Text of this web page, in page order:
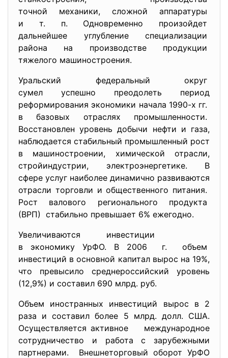
точной механики, сложной аппаратуры
и т. п. Одновременно произойдет
дальнейшее углубление специализации
района на производстве продукции
тяжелого машиностроения.
Уральский федеральный округ
сумел успешно преодолеть период
реформирования экономики начала 1990-х гг.
в базовых отраслях промышленности.
Восстановлен уровень добычи нефти и газа,
наблюдается стабильный промышленный рост
в машиностроении, химической отрасли,
стройиндустрии, электроэнергетике. В
сфере услуг наиболее динамично развиваются
отрасли торговли и общественного питания.
Рост валового регионального продукта
(ВРП) стабильно превышает 6% ежегодно.
Увеличиваются инвестиции
в экономику УрФО. В 2006 г. объем
инвестиций в основной капитал вырос на 19%,
что превысило среднероссийский уровень
(12,9%) и составил 690 млрд. руб.
Объем иностранных инвестиций вырос в 2
раза и составил более 5 млрд. долл. США.
Осуществляется активное международное
сотрудничество и работа с зарубежными
партнерами. Внешнеторговый оборот УрФО